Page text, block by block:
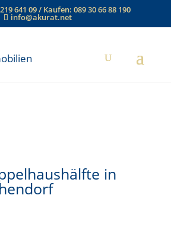
641 09/ Kaufen: 089 30 66 88 190
info@akurat.net
in